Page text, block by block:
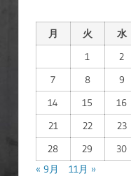
ー
シ
ョ
ン
月 火 水
1
2
7
8 9
14
15 16
21
22 23
28
29 30
« 9月
11月 »